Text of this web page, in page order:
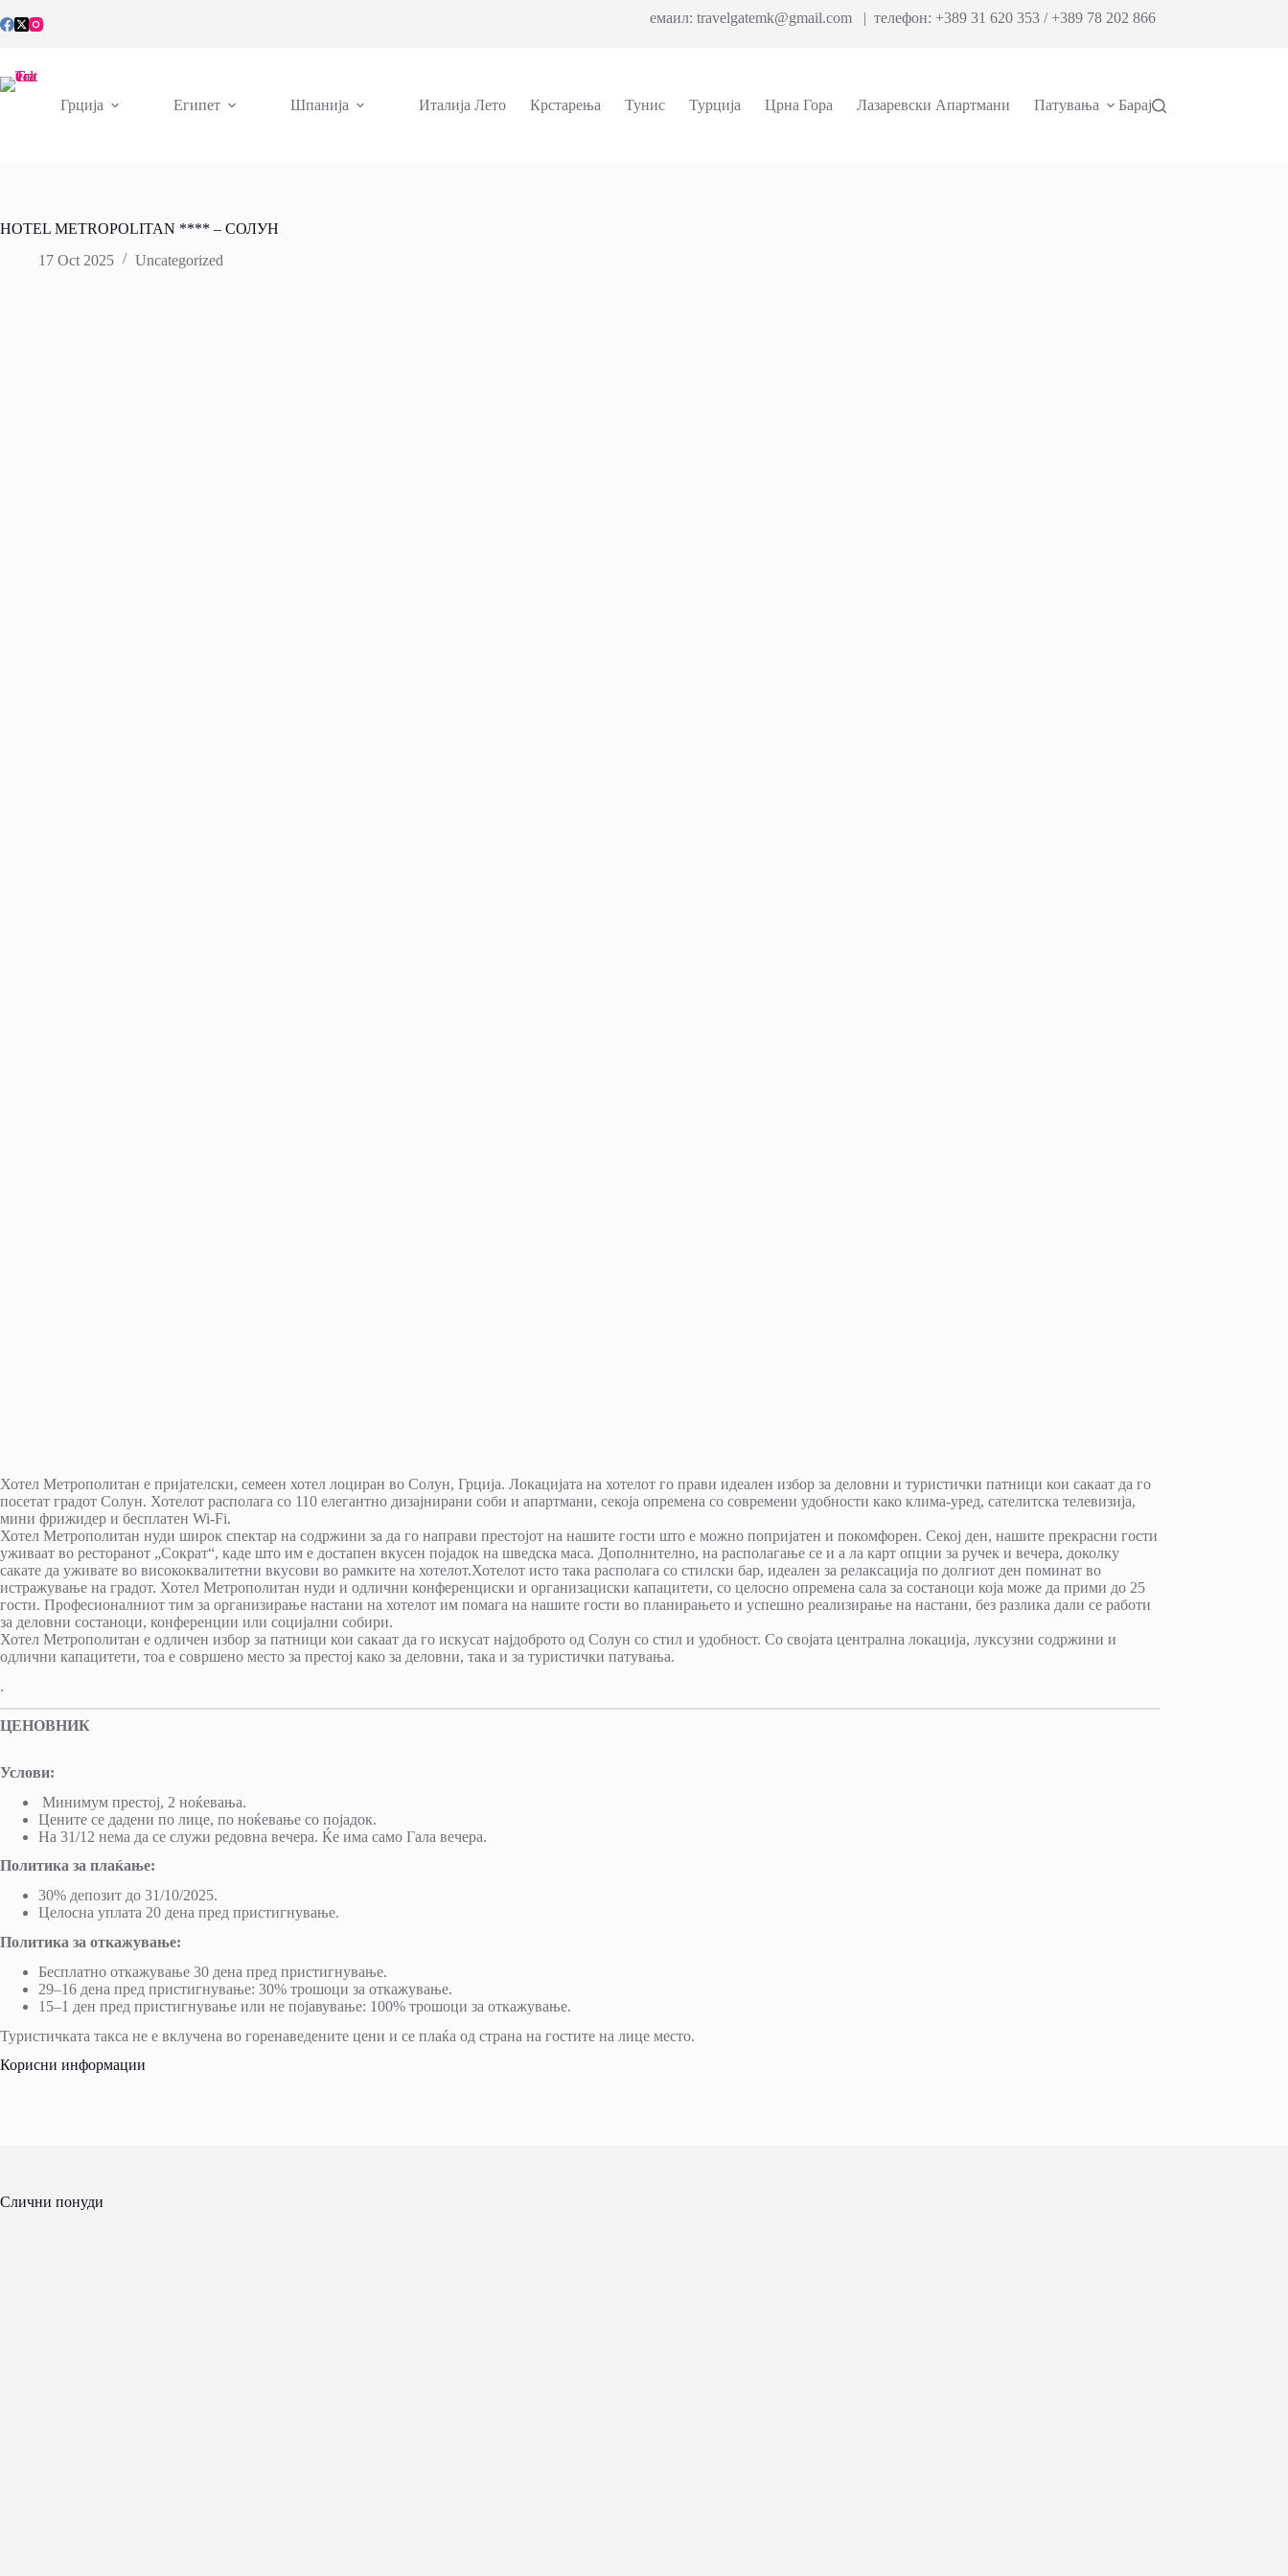
to
емаил: travelgatemk@gmail.com | телефон: +389 31 620 353 / +389 78 202 866
Грција Египет Шпанија Италија Лето Крстарења Тунис Турција Црна Гора Лазаревски Апартмани Патувања Барај
HOTEL METROPOLITAN **** – СОЛУН
17 Oct 2025
Uncategorized
Хотел Метрополитан е пријателски, семеен хотел лоциран во Солун, Грција. Локацијата на хотелот го прави идеален избор за деловни и туристички патници кои сакаат да го
посетат градот Солун. Хотелот располага со 110 елегантно дизајнирани соби и апартмани, секоја опремена со современи удобности како клима-уред, сателитска телевизија,
мини фрижидер и бесплатен Wi-Fi.
Хотел Метрополитан нуди широк спектар на содржини за да го направи престојот на нашите гости што е можно попријатен и покомфорен. Секој ден, нашите прекрасни гости
уживаат во ресторанот „Сократ“, каде што им е достапен вкусен појадок на шведска маса. Дополнително, на располагање се и а ла карт опции за ручек и вечера, доколку
сакате да уживате во висококвалитетни вкусови во рамките на хотелот.Хотелот исто така располага со стилски бар, идеален за релаксација по долгиот ден поминат во
истражување на градот. Хотел Метрополитан нуди и одлични конференциски и организациски капацитети, со целосно опремена сала за состаноци која може да прими до 25
гости. Професионалниот тим за организирање настани на хотелот им помага на нашите гости во планирањето и успешно реализирање на настани, без разлика дали се работи
за деловни состаноци, конференции или социјални собири.
Хотел Метрополитан е одличен избор за патници кои сакаат да го искусат најдоброто од Солун со стил и удобност. Со својата централна локација, луксузни содржини и
одлични капацитети, тоа е совршено место за престој како за деловни, така и за туристички патувања.
.
ЦЕНОВНИК
Услови:
Минимум престој, 2 ноќевања.
Цените се дадени по лице, по ноќевање со појадок.
На 31/12 нема да се служи редовна вечера. Ќе има само Гала вечера.
Политика за плаќање:
30% депозит до 31/10/2025.
Целосна уплата 20 дена пред пристигнување.
Политика за откажување:
Бесплатно откажување 30 дена пред пристигнување.
29–16 дена пред пристигнување: 30% трошоци за откажување.
15–1 ден пред пристигнување или не појавување: 100% трошоци за откажување.
Туристичката такса не е вклучена во горенаведените цени и се плаќа од страна на гостите на лице место.
Корисни информации
Слични понуди